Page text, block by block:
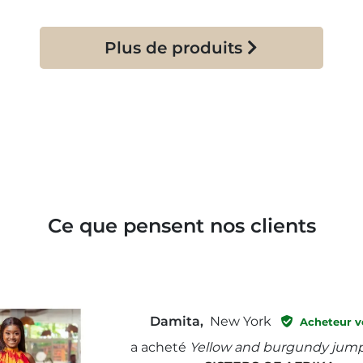
Plus de produits
Ce que pensent nos clients
Damita, New York Acheteur
a acheté Yellow and burgundy